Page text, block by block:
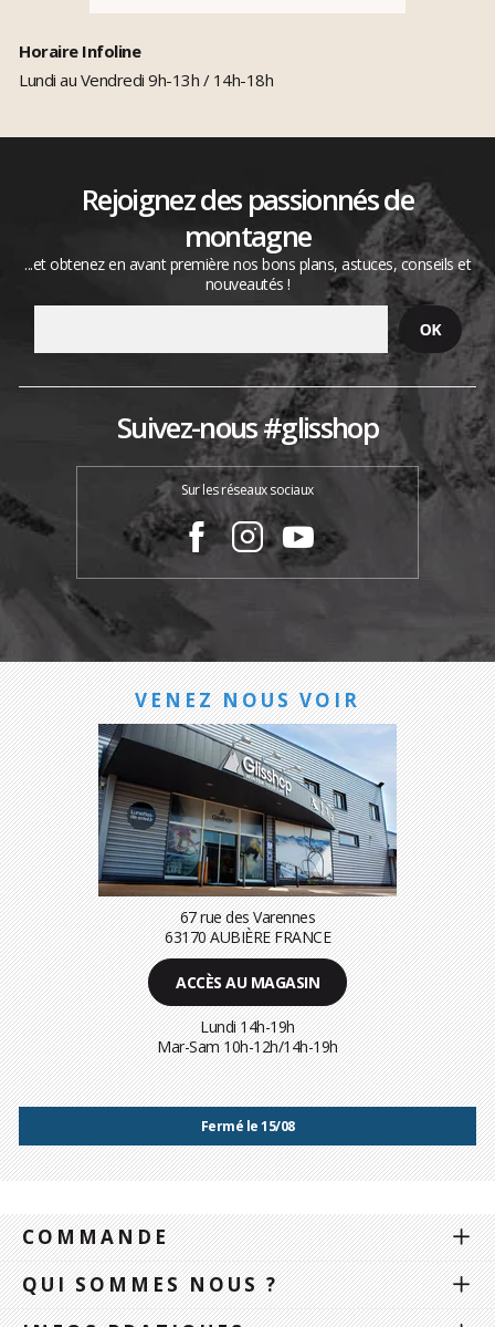
Horaire Infoline
Lundi au Vendredi 9h-13h / 14h-18h
Rejoignez des passionnés de
montagne
...et obtenez en avant première nos bons plans, astuces, conseils et
nouveautés !
Suivez-nous #glisshop
Sur les réseaux sociaux
VENEZ NOUS VOIR
67 rue des Varennes
63170 AUBIÈRE FRANCE
ACCÈS AU MAGASIN
Lundi 14h-19h
Mar-Sam 10h-12h/14h-19h
Fermé le 15/08
COMMANDE
QUI SOMMES NOUS ?